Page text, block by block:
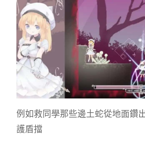
例如救同學那些邊土蛇從地面鑽
護盾擋